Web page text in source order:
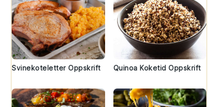
Svinekoteletter Oppskrift Quinoa Koketid Oppskrift